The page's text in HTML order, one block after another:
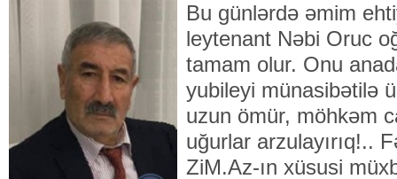
Bu günlərdə əmim
leytenant Nəbi Oruc
tamam olur. Onu
yubileyi münasibətilə
uzun ömür, möhkəm
uğurlar arzulayırıq!..
ZiM.Az-ın xüsusi